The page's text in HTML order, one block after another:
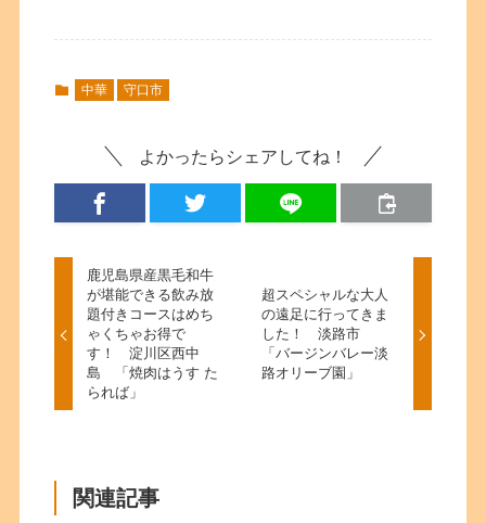
中華 守口市
よかったらシェアしてね！
鹿児島県産黒毛和牛
が堪能できる飲み放
題付きコースはめち
ゃくちゃお得で
す！ 淀川区西中
島 「焼肉はうす た
られば」
超スペシャルな大人
の遠足に行ってきま
した！ 淡路市
「バージンバレー淡
路オリーブ園」
関連記事